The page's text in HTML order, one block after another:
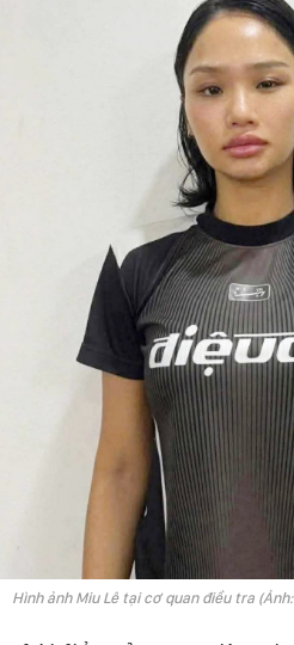
Hình ảnh Miu Lê tại cơ quan điều tra